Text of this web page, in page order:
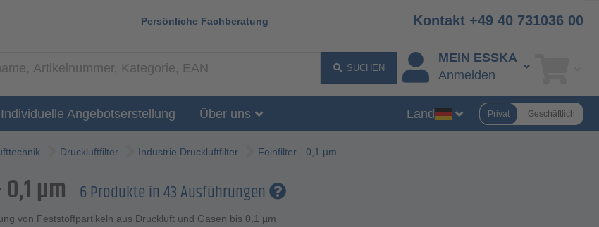
Persönliche Fachberatung Kontakt +49 40 731036 00
SUCHEN
MEIN ESSKA
Anmelden
Individuelle Angebotserstellung Über uns Land Privat Geschäftlich
Druckluftfilter Industrie Druckluftfilter Feinfilter - 0,1 µm
µm 6 Produkte in 43 Ausführungen
von Feststoffpartikeln aus Druckluft und Gasen bis 0,1 µm